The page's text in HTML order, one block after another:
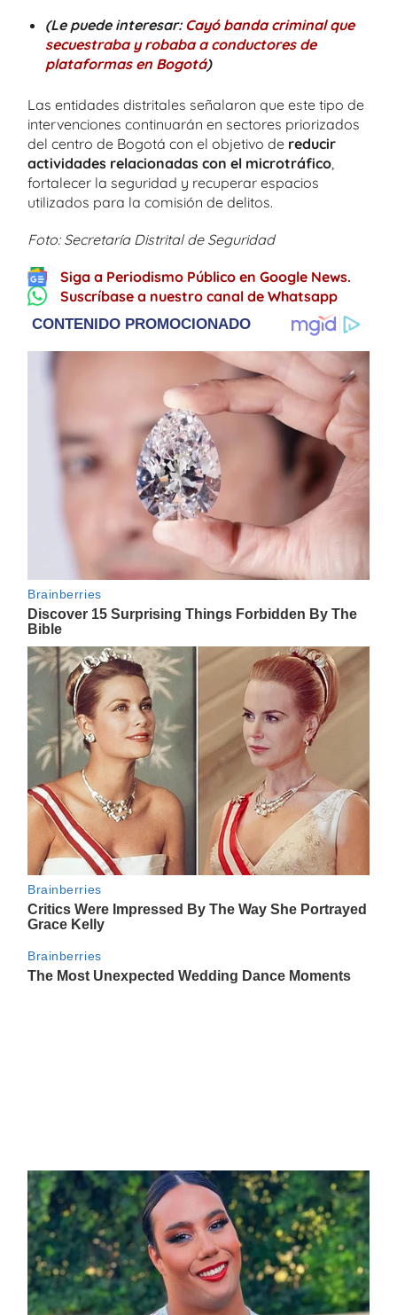
(Le puede interesar: Cayó banda criminal que
secuestraba y robaba a conductores de
plataformas en Bogotá)
Las entidades distritales señalaron que este tipo de
intervenciones continuarán en sectores priorizados
del centro de Bogotá con el objetivo de reducir
actividades relacionadas con el microtráfico
fortalecer la seguridad y recuperar espacios
utilizados para la comisión de delitos.
Foto: Secretaría Distrital de Seguridad
Siga a Periodismo Público en Google News.
Suscríbase a nuestro canal de Whatsapp